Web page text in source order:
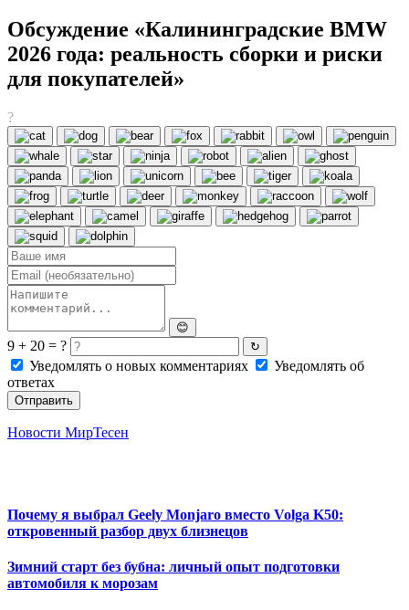
Обсуждение «Калининградские BMW
2026 года: реальность сборки и риски
для покупателей»
?
😊
9 + 20 = ? ↻
Уведомлять о новых комментариях
Уведомлять об
ответах
Отправить
Новости МирТесен
Почему я выбрал Geely Monjaro вместо Volga K50:
откровенный разбор двух близнецов
Зимний старт без бубна: личный опыт подготовки
автомобиля к морозам